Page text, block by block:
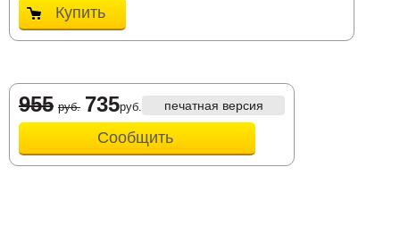
Купить
955 руб. 735руб. печатная версия
Сообщить